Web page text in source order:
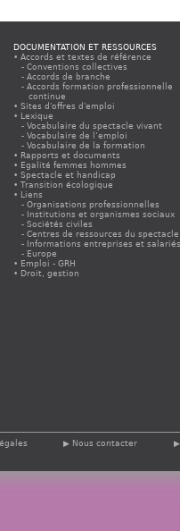
DOCUMENTATION ET RESSOURCES
Accords et textes de référence
Conventions collectives
Accords de branche
Accords formation professionnelle
continue
Sites d'offres d'emploi
Lexique
Vocabulaire du spectacle vivant
Vocabulaire de l’emploi
Vocabulaire de la formation
Rapports et documents
Egalité femmes hommes
Spectacle et handicap
Transition écologique
Liens
Organisations professionnelles
Institutions et organismes sociaux
Sociétés civiles
Centres de ressources du spectacle
Informations entreprises et
Europe
Emploi - GRH
Droit, gestion
Nous contacter